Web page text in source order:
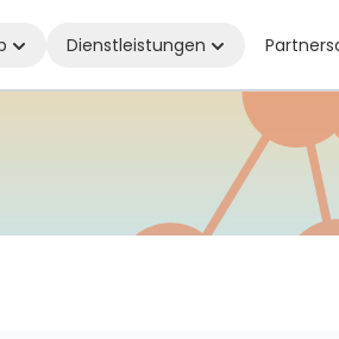
Dienstleistungen
Sie überall verbunden,